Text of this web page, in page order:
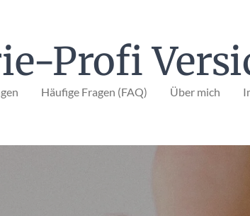
Profi
Häufige Fragen (FAQ) Über mich